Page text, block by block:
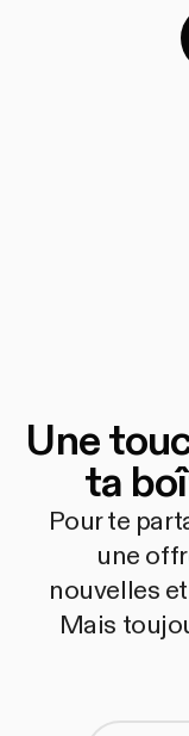
Une
ta
Pour te
une
nouvelles
Mais